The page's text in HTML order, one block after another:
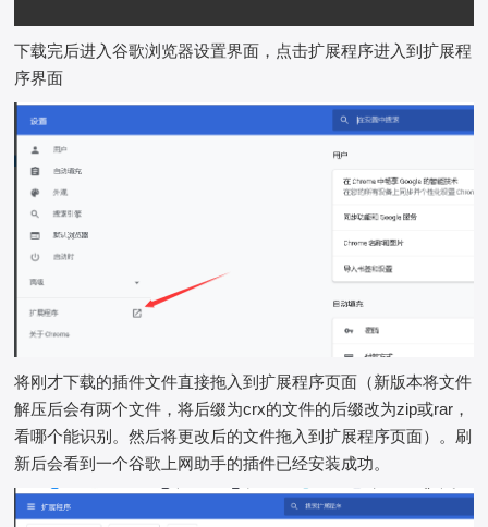
下载完后进入谷歌浏览器设置界面，点击扩展程序进入到扩展程
序界面
将刚才下载的插件文件直接拖入到扩展程序页面（新版本将文件
解压后会有两个文件，将后缀为crx的文件的后缀改为zip或rar，
看哪个能识别。然后将更改后的文件拖入到扩展程序页面）。刷
新后会看到一个谷歌上网助手的插件已经安装成功。